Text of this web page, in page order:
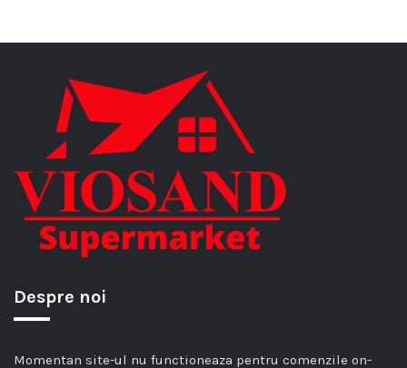
Despre noi
Momentan site-ul nu functioneaza pentru comenzile on-